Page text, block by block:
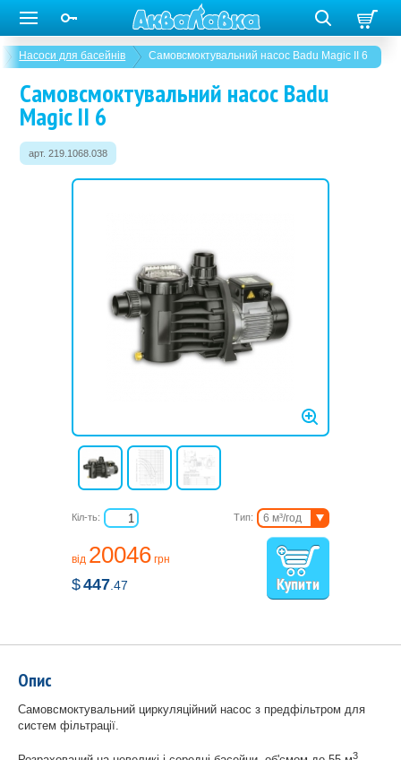
Насоси для басейнів Самовсмоктувальний насос Badu Magic II 6
Самовсмоктувальний насос Badu
Magic II 6
арт. 219.1068.038
від 20046 грн
$447 .47
Кіл-ть: Тип:
6 м³/год
8 м³/год
Опис
Самовсмоктувальний циркуляційний насос з предфільтром для
систем фільтрації.
3